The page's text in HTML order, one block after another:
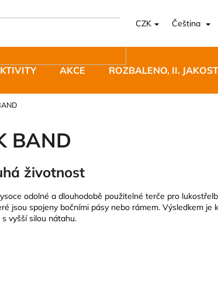
CZK Čeština
AKCE ROZBALENO, II. JAKOST
BAND
životnost
odolné a dlouhodobě použitelné terče pro
jsou spojeny bočními pásy nebo rámem. Výsledkem je
vyšší silou nátahu.
BOTY PÁNSKÉ BLUE
1 603 Kč
Původně: